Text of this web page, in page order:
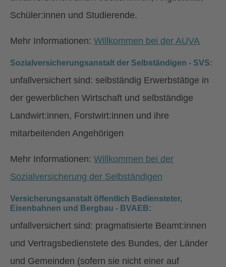
Schüler:innen und Studierende.
Mehr Informationen: Willkommen bei der AUVA
Sozialversicherungsanstalt der Selbständigen - SVS:
unfallversichert sind: selbständig Erwerbstätige in
der gewerblichen Wirtschaft und selbständige
Landwirt:innen, Forstwirt:innen und ihre
mitarbeitenden Angehörigen
Mehr Informationen: Willkommen bei der
Sozialversicherung der Selbständigen
Versicherungsanstalt öffentlich Bediensteter,
Eisenbahnen und Bergbau - BVAEB:
unfallversichert sind: pragmatisierte Beamt:innen
und Vertragsbedienstete des Bundes, der Länder
und Gemeinden (sofern sie nicht einer auf